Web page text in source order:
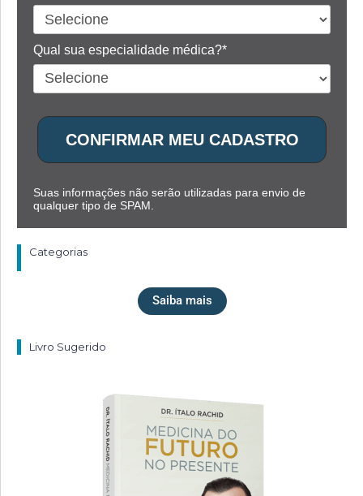
Qual sua especialidade médica?*
CONFIRMAR MEU CADASTRO
Suas informações não serão utilizadas para envio de
qualquer tipo de SPAM.
Categorias
Saiba mais
Livro Sugerido